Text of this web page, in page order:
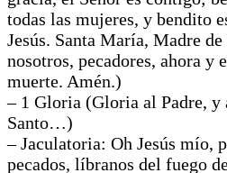
todas las mujeres, y bendito
Jesús. Santa María, Madre
nosotros, pecadores, ahora y
muerte. Amén.)
– 1 Gloria (Gloria al Padre,
Santo…)
– Jaculatoria: Oh Jesús mío,
pecados, líbranos del fuego